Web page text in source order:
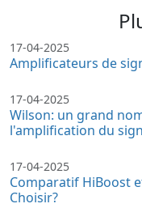
17-04-2025
Amplificateurs de
17-04-2025
Wilson: un grand
l'amplification du
17-04-2025
Comparatif HiBoost
Choisir?